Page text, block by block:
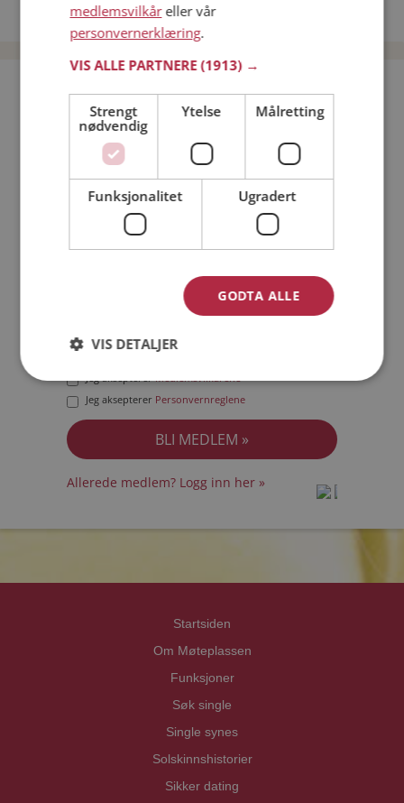
Date menn i Norge
Bli medlem gratis!
Jeg er en: Mann Kvinne
Min alder:
Jeg akseptererMedlemsvilkårene
Jeg aksepterer Personvernreglene
Allerede medlem? Logg inn her »
Startsiden
Om Møteplassen
Funksjoner
Søk single
Single synes
Solskinnshistorier
Sikker dating
medlemsvilkåreller vår
personvernerklæring.
VIS ALLE PARTNERE(1913) →
Strengt
nødvendig
Ytelse Målretting
Funksjonalitet Ugradert
GODTA ALLE
VIS DETALJER